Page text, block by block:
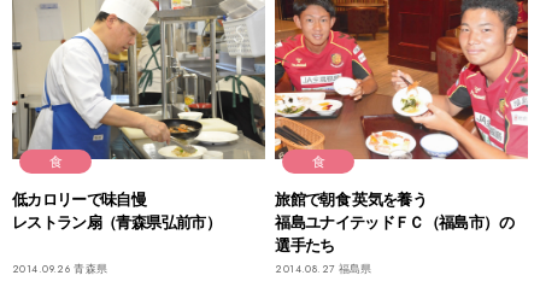
食
低カロリーで味自慢
レストラン扇（青森県弘前市）
2014.09.26 青森県
食
旅館で朝食 英気を養う
福島ユナイテッドＦＣ（福島市）の
選手たち
2014.08.27 福島県